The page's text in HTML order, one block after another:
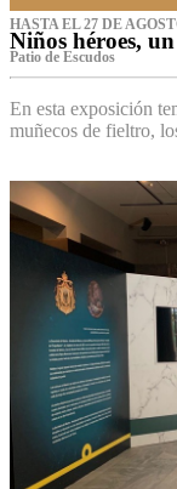
HASTA EL 27 DE
Niños héroes,
Patio de Escudos
En esta exposición
muñecos de fieltro,